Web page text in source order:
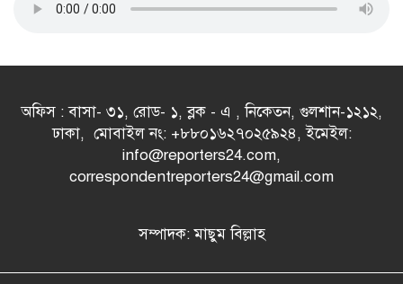
অফিস : বাসা- ৩১, রোড- ১, ব্লক - এ , নিকেতন, গুলশান-১২১২,
ঢাকা, মোবাইল নং: +৮৮০১৬২৭০২৫৯২৪, ইমেইল:
info@reporters24.com,
correspondentreporters24@gmail.com
সম্পাদক: মাছুম বিল্লাহ